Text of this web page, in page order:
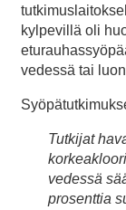
kylpevillä oli
vedessä tai
Tutkijat
vedessä
prosenttia